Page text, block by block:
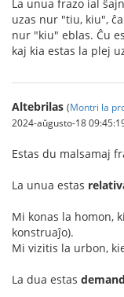
La unua frazo ial
uzas nur "tiu, kiu",
nur "kiu" eblas. Ĉu
kaj kia estas la plej
Altebrilas (Montri la
2024-aŭgusto-18
Estas du malsamaj
La unua estas
Mi konas la homon,
konstruaĵo).
Mi vizitis la urbon,
La dua estas